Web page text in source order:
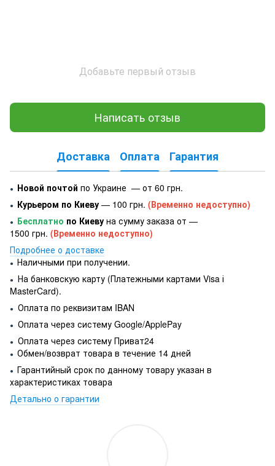
Добавьте первый отзыв
Написать отзыв
Доставка Оплата Гарантия
● Новой почтой по Украине — от 60 грн.
● Курьером по Киеву — 100 грн. (Временно недоступно)
● Бесплатно по Киеву на сумму заказа от —
1500 грн. (Временно недоступно)
Подробнее о доставке
● Наличными при получении.
● На банковскую карту (Платежными картами Visa і
MasterCard).
● Оплата по реквизитам IBAN
● Оплата через систему Google/ApplePay
● Оплата через систему Приват24
● Обмен/возврат товара в течение 14 дней
● Гарантийный срок по данному товару указан в
характеристиках товара
Детально о гарантии